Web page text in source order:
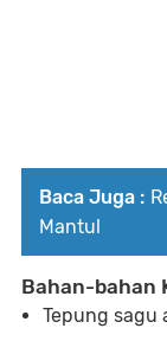
Baca Juga :
Mantul
Bahan-bahan
Tepung sagu